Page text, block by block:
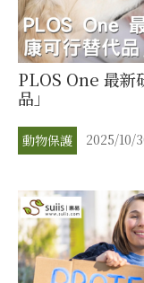
PLOS One 最新
品」
動物保護 2025/10/